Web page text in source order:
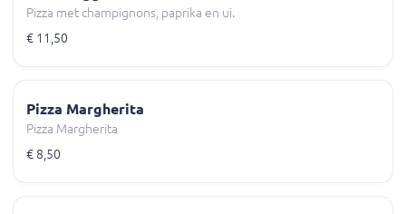
Pizza met champignons, paprika en ui.
€ 11,50
Pizza Margherita
Pizza Margherita
€ 8,50